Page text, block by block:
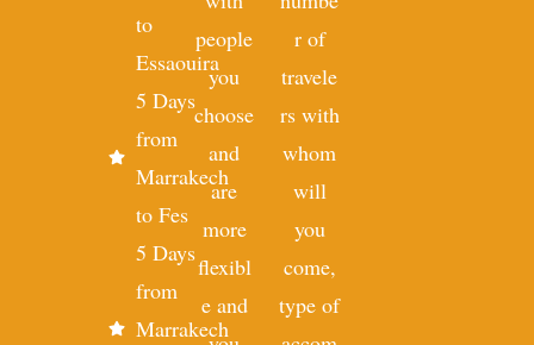
to
Essaouira
5 Days
from
Marrakech
to Fes
5 Days
from
Marrakech
people
you
choose
and
are
more
flexibl
e and
r of
travele
rs with
whom
will
you
come,
type of